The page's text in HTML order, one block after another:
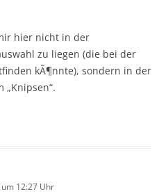
hier nicht in der
zu liegen (die bei der
kÃ¶nnte), sondern in der
12:27 Uhr